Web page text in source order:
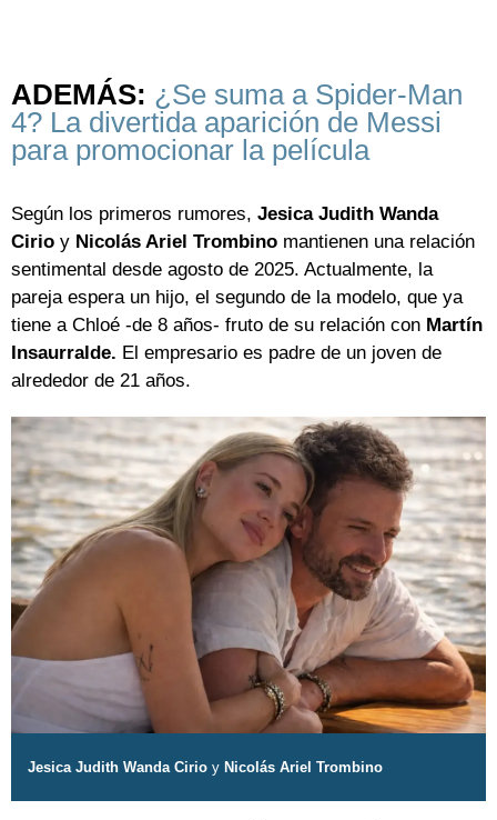
ADEMÁS: ¿Se suma a Spider-Man
4? La divertida aparición de Messi
para promocionar la película
Según los primeros rumores, Jesica Judith Wanda
Cirio y Nicolás Ariel Trombino mantienen una relación
sentimental desde agosto de 2025. Actualmente, la
pareja espera un hijo, el segundo de la modelo, que ya
tiene a Chloé -de 8 años- fruto de su relación con Martín
Insaurralde. El empresario es padre de un joven de
alrededor de 21 años.
Jesica Judith Wanda Cirio y Nicolás Ariel Trombino